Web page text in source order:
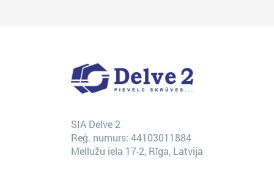
SIA Delve 2
Reģ. numurs: 44103011884
Mellužu iela 17-2, Rīga, Latvija